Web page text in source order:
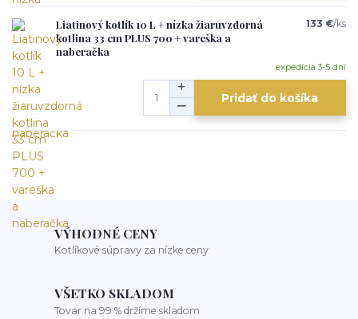
Liatinový kotlík 10 L + nízka žiaruvzdorná
kotlina 33 cm PLUS 700 + vareška a
naberačka
133 €/ks
expedícia 3-5 dní
Pridať do košíka
VÝHODNÉ CENY
Kotlíkové súpravy za nízke ceny
VŠETKO SKLADOM
Tovar na 99 % držíme skladom